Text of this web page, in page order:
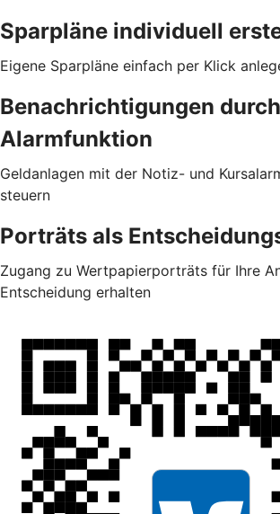
Sparpläne individuell
Eigene Sparpläne einfach per Klick
Benachrichtigungen durch
Alarmfunktion
Geldanlagen mit der Notiz- und
steuern
Porträts als
Zugang zu Wertpapierporträts für Ihre
Entscheidung erhalten